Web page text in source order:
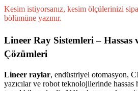
Kesim istiyorsanız, kesim ölçülerinizi
bölümüne yazınır.
Lineer Ray Sistemleri –
Çözümleri
Lineer raylar, endüstriyel otomasyon,
yazıcılar ve robot teknolojilerinde